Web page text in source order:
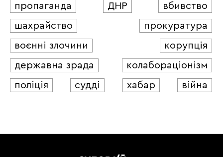
пропаганда
ДНР
вбивство
шахрайство
прокуратура
воєнні злочини
корупція
державна зрада
колабораціонізм
поліція
судді хабар війна